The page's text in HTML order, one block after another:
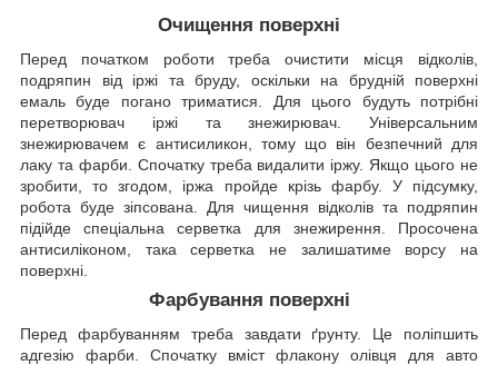
Очищення поверхні
Перед початком роботи треба очистити місця відколів,
подряпин від іржі та бруду, оскільки на брудній поверхні
емаль буде погано триматися. Для цього будуть потрібні
перетворювач іржі та знежирювач. Універсальним
знежирювачем є антисиликон, тому що він безпечний для
лаку та фарби. Спочатку треба видалити іржу. Якщо цього не
зробити, то згодом, іржа пройде крізь фарбу. У підсумку,
робота буде зіпсована. Для чищення відколів та подряпин
підійде спеціальна серветка для знежирення. Просочена
антисиліконом, така серветка не залишатиме ворсу на
поверхні.
Фарбування поверхні
Перед фарбуванням треба завдати ґрунту. Це поліпшить
адгезію фарби. Спочатку вміст флакону олівця для авто